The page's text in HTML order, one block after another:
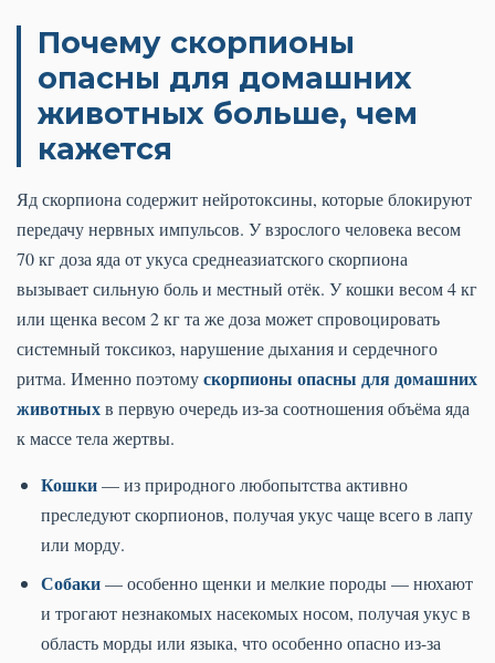
Почему скорпионы
опасны для домашних
животных больше, чем
кажется
Яд скорпиона содержит нейротоксины, которые блокируют
передачу нервных импульсов. У взрослого человека весом
70 кг доза яда от укуса среднеазиатского скорпиона
вызывает сильную боль и местный отёк. У кошки весом 4 кг
или щенка весом 2 кг та же доза может спровоцировать
системный токсикоз, нарушение дыхания и сердечного
ритма. Именно поэтомускорпионы опасны для домашних
животныхв первую очередь из-за соотношения объёма яда
к массе тела жертвы.
Кошки— из природного любопытства активно
преследуют скорпионов, получая укус чаще всего в лапу
или морду.
Собаки— особенно щенки и мелкие породы — нюхают
и трогают незнакомых насекомых носом, получая укус в
область морды или языка, что особенно опасно из-за